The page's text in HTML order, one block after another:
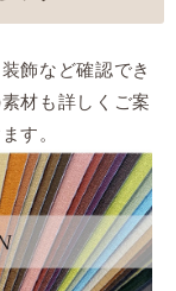
飾など確認でき
材も詳しくご案
す。